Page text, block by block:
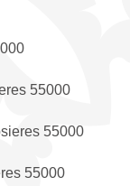
55000
55000
55000